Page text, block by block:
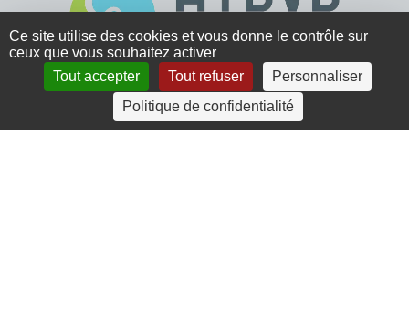
4 rue Crec’h-Ugen
22810 Belle Isle en Terre
Ce site utilise des cookies et vous donne le contrôle sur
ceux que vous souhaitez activer
Tout accepter
Tout refuser
Personnaliser
Politique de confidentialité